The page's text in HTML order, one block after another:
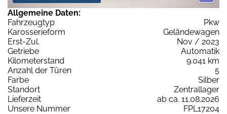
Allgemeine Daten:
Fahrzeugtyp
Pkw
Karosserieform
Geländewagen
Erst-Zul.
Nov / 2023
Getriebe
Automatik
Kilometerstand
9.041 km
Anzahl der Türen
5
Farbe
Silber
Standort
Zentrallager
Lieferzeit
ab ca. 11.08.2026
Unsere Nummer
FPL17204